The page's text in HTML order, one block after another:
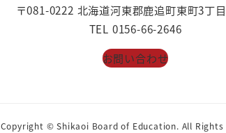
〒081-0222 北海道河東郡鹿追町東町3丁
TEL 0156-66-2646
お問い合わせ
Copyright © Shikaoi Board of Education. All Rights